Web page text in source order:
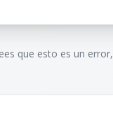
que esto es un